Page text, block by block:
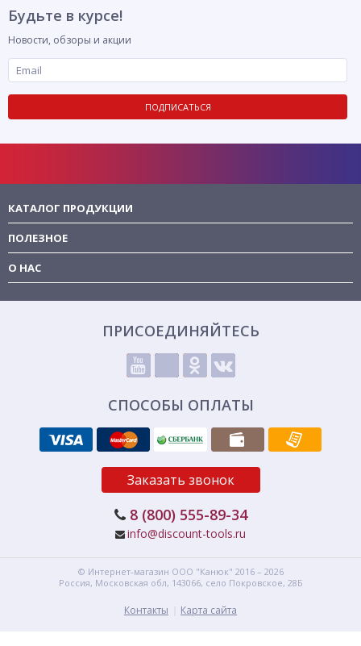
Будьте в курсе!
Новости, обзоры и акции
ПОДПИСАТЬСЯ
КАТАЛОГ ПРОДУКЦИИ
ПОЛЕЗНОЕ
О НАС
ПРИСОЕДИНЯЙТЕСЬ
СПОСОБЫ ОПЛАТЫ
Заказать звонок
8 (800) 555-89-34
info@discount-tools.ru
© Интернет-магазин ООО "Канюк" 2016 – 2026
Россия, Московская обл, 143066, село Покровское, 28Б
Контакты Карта сайта